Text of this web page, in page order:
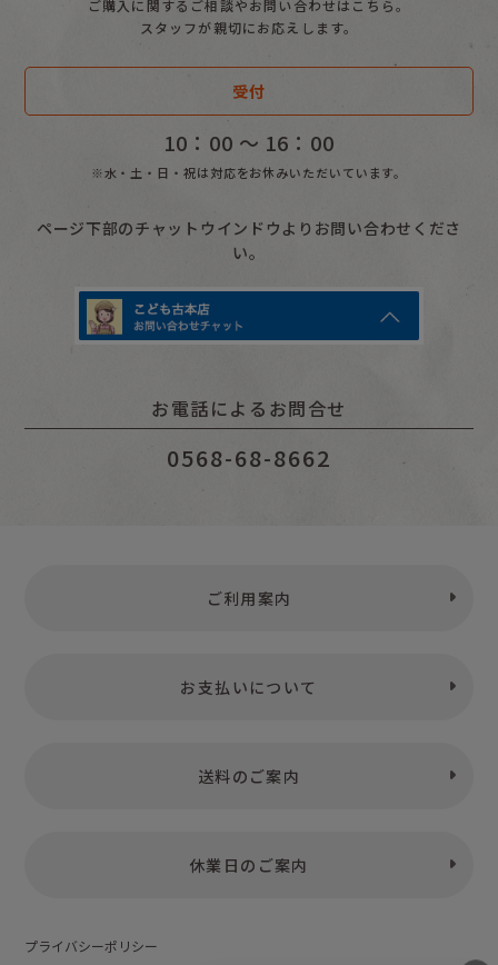
ご購入に関するご相談やお問い合わせはこちら。
スタッフが親切にお応えします。
受付
10：00 〜 16：00
※水・土・日・祝は対応をお休みいただいています。
ページ下部のチャットウインドウよりお問い合わせくださ
い。
お電話によるお問合せ
0568-68-8662
ご利用案内
お支払いについて
送料のご案内
休業日のご案内
プライバシーポリシー